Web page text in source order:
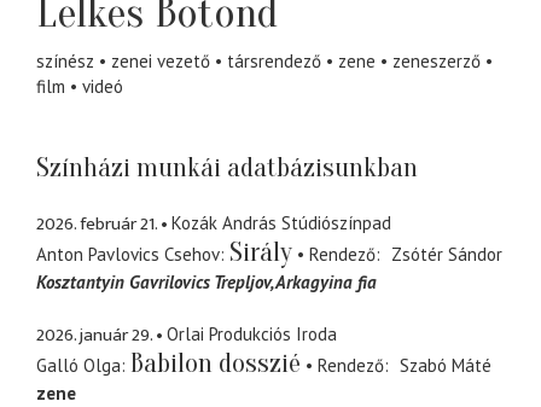
Lelkes Botond
színész zenei vezető társrendező zene
zeneszerző
film
videó
Színházi munkái adatbázisunkban
2026. február 21.
Kozák András Stúdiószínpad
Anton Pavlovics Csehov Sirály Rendező
Zsótér Sándor
Kosztantyin Gavrilovics Trepljov Arkagyina fia
2026. január 29.
Orlai Produkciós Iroda
Galló Olga Babilon dosszié Rendező
Szabó Máté
zene